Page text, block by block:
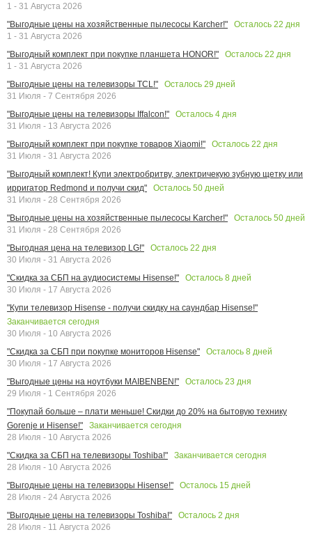
1 - 31 Августа 2026
"Выгодные цены на хозяйственные пылесосы Karcher!"
Осталось 22 дня
1 - 31 Августа 2026
"Выгодный комплект при покупке планшета HONOR!"
Осталось 22 дня
1 - 31 Августа 2026
"Выгодные цены на телевизоры TCL!"
Осталось 29 дней
31 Июля - 7 Сентября 2026
"Выгодные цены на телевизоры Iffalcon!"
Осталось 4 дня
31 Июля - 13 Августа 2026
"Выгодный комплект при покупке товаров Xiaomi!"
Осталось 22 дня
31 Июля - 31 Августа 2026
"Выгодный комплект! Купи электробритву, электричекую зубную щетку или
ирригатор Redmond и получи скид"
Осталось 50 дней
31 Июля - 28 Сентября 2026
"Выгодные цены на хозяйственные пылесосы Karcher!"
Осталось 50 дней
31 Июля - 28 Сентября 2026
"Выгодная цена на телевизор LG!"
Осталось 22 дня
30 Июля - 31 Августа 2026
"Скидка за СБП на аудиосистемы Hisense!"
Осталось 8 дней
30 Июля - 17 Августа 2026
"Купи телевизор Hisense - получи скидку на саундбар Hisense!"
Заканчивается сегодня
30 Июля - 10 Августа 2026
"Скидка за СБП при покупке мониторов Hisense"
Осталось 8 дней
30 Июля - 17 Августа 2026
"Выгодные цены на ноутбуки MAIBENBEN!"
Осталось 23 дня
29 Июля - 1 Сентября 2026
"Покупай больше – плати меньше! Скидки до 20% на бытовую технику
Gorenje и Hisense!"
Заканчивается сегодня
28 Июля - 10 Августа 2026
"Скидка за СБП на телевизоры Toshiba!"
Заканчивается сегодня
28 Июля - 10 Августа 2026
"Выгодные цены на телевизоры Hisense!"
Осталось 15 дней
28 Июля - 24 Августа 2026
"Выгодные цены на телевизоры Toshiba!"
Осталось 2 дня
28 Июля - 11 Августа 2026